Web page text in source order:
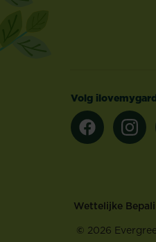
Volg
Footer
Wettelijke
© 2026